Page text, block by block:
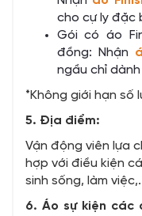
cho cự ly đặc
Gói có áo
đồng: Nhận
ngầu chỉ
*Không giới hạn số
5. Địa điểm:
Vận động viên lựa
hợp với điều kiện
sinh sống, làm
6. Áo sự kiện các